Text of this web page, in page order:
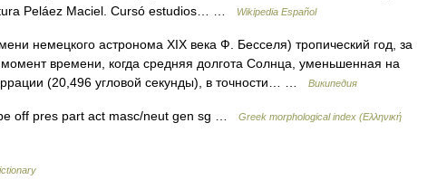
Peláez Maciel. Cursó estudios… …
Wikipedia Español
немецкого астронома XIX века Ф. Бесселя) тропический год, за
времени, когда средняя долгота Солнца, уменьшенная на
(20,496 угловой секунды), в точности… …
Википедия
off pres part act masc/neut gen sg …
Greek morphological index (Ελληνική